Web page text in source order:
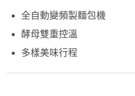
全自動變頻製麵包機
酵母雙重控溫
多樣美味行程